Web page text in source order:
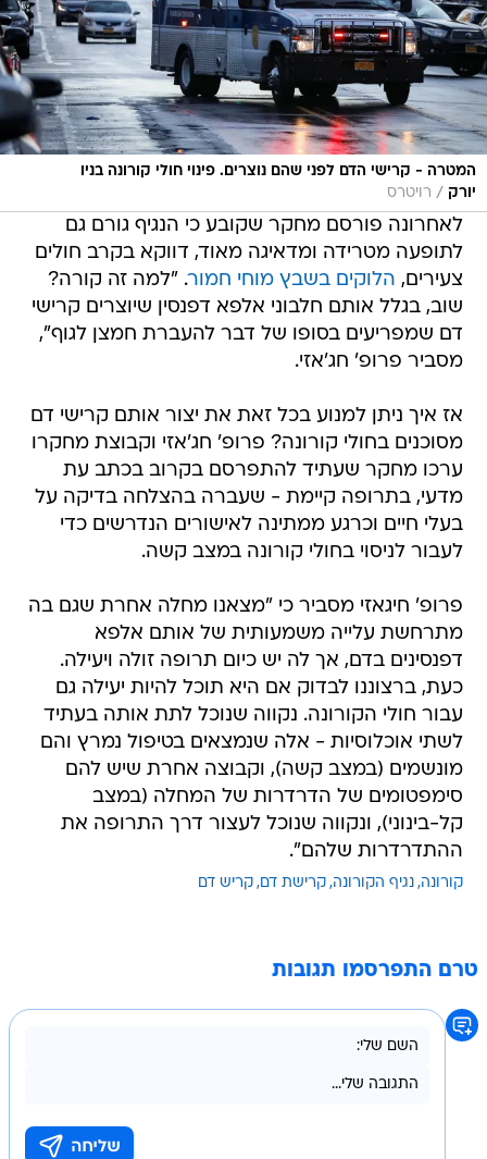
המטרה - קרישי הדם לפני שהם נוצרים. פינוי חולי קורונה בניו
יורק / רויטרס
לאחרונה פורסם מחקר שקובע כי הנגיף גורם גם
לתופעה מטרידה ומדאיגה מאוד, דווקא בקרב חולים
צעירים, הלוקים בשבץ מוחי חמור. "למה זה קורה?
שוב, בגלל אותם חלבוני אלפא דפנסין שיוצרים קרישי
דם שמפריעים בסופו של דבר להעברת חמצן לגוף",
מסביר פרופ' חג'אזי.
אז איך ניתן למנוע בכל זאת את יצור אותם קרישי דם
מסוכנים בחולי קורונה? פרופ' חג'אזי וקבוצת מחקרו
ערכו מחקר שעתיד להתפרסם בקרוב בכתב עת
מדעי, בתרופה קיימת - שעברה בהצלחה בדיקה על
בעלי חיים וכרגע ממתינה לאישורים הנדרשים כדי
לעבור לניסוי בחולי קורונה במצב קשה.
פרופ' חיגאזי מסביר כי "מצאנו מחלה אחרת שגם בה
מתרחשת עלייה משמעותית של אותם אלפא
דפנסינים בדם, אך לה יש כיום תרופה זולה ויעילה.
כעת, ברצוננו לבדוק אם היא תוכל להיות יעילה גם
עבור חולי הקורונה. נקווה שנוכל לתת אותה בעתיד
לשתי אוכלוסיות - אלה שנמצאים בטיפול נמרץ והם
מונשמים (במצב קשה), וקבוצה אחרת שיש להם
סימפטומים של הדרדרות של המחלה (במצב
קל-בינוני), ונקווה שנוכל לעצור דרך התרופה את
ההתדרדרות שלהם".
קורונה נגיף הקורונה קרישת דם קריש דם
טרם התפרסמו תגובות